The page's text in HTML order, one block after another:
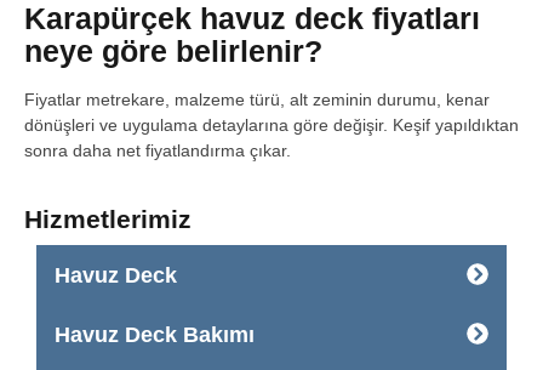
Karapürçek havuz deck fiyatları
neye göre belirlenir?
Fiyatlar metrekare, malzeme türü, alt zeminin durumu, kenar
dönüşleri ve uygulama detaylarına göre değişir. Keşif yapıldıktan
sonra daha net fiyatlandırma çıkar.
Hizmetlerimiz
Havuz Deck
Havuz Deck Bakımı